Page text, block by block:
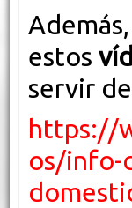
estos
servir
https://
os/info-